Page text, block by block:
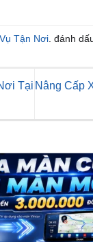
Tận Nơi . đánh
Tại Nâng Cấp